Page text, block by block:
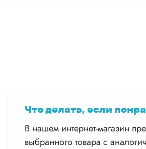
Что делать, если
В нашем интернет-магазин
выбранного товара с